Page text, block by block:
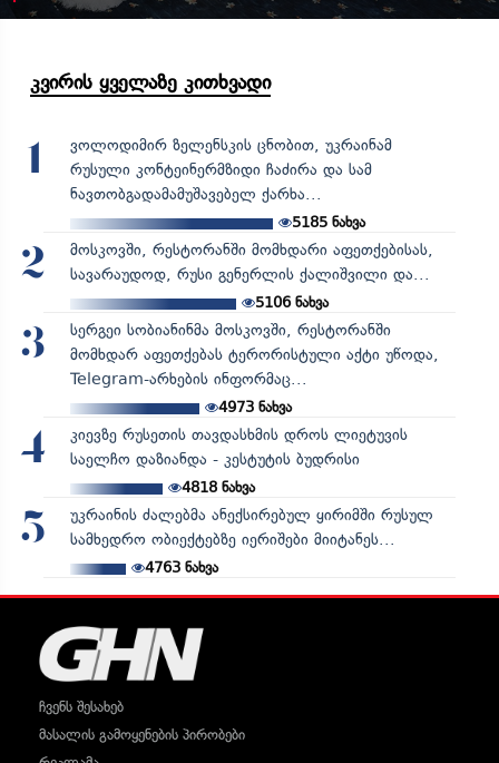
კვირის ყველაზე კითხვადი
1
ვოლოდიმირ ზელენსკის ცნობით, უკრაინამ
რუსული კონტეინერმზიდი ჩაძირა და სამ
ნავთობგადამამუშავებელ ქარხა...
5185 ნახვა
2
მოსკოვში, რესტორანში მომხდარი აფეთქებისას,
სავარაუდოდ, რუსი გენერლის ქალიშვილი და...
5106ნახვა
3
სერგეი სობიანინმა მოსკოვში, რესტორანში
მომხდარ აფეთქებას ტერორისტული აქტი უწოდა,
Telegram-არხების ინფორმაც...
4973ნახვა
4
კიევზე რუსეთის თავდასხმის დროს ლიეტუვის
საელჩო დაზიანდა - კესტუტის ბუდრისი
4818ნახვა
5
უკრაინის ძალებმა ანექსირებულ ყირიმში რუსულ
სამხედრო ობიექტებზე იერიშები მიიტანეს...
4763ნახვა
ჩვენს შესახებ
მასალის გამოყენების პირობები